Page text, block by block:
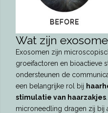
Wat zijn
Exosomen zijn
groeifactoren en bioactieve
ondersteunen de
een belangrijke rol bij
stimulatie van haarzakjes
microneedling dragen zij bij